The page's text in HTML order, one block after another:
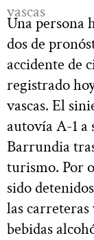
vascas
Una persona
dos de
accidente de
registrado
vascas. El
autovía A-1 a
Barrundia
turismo. Por
sido
las
bebidas